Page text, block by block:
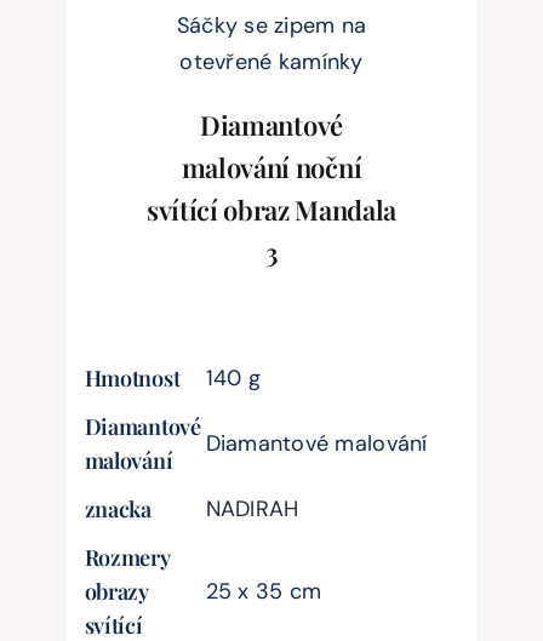
Sáčky se zipem na
otevřené kamínky
Diamantové
malování noční
svítící obraz Mandala
3
Hmotnost
140 g
Diamantové
malování
Diamantové malování
znacka
NADIRAH
Rozmery
obrazy
svítící
25 x 35 cm